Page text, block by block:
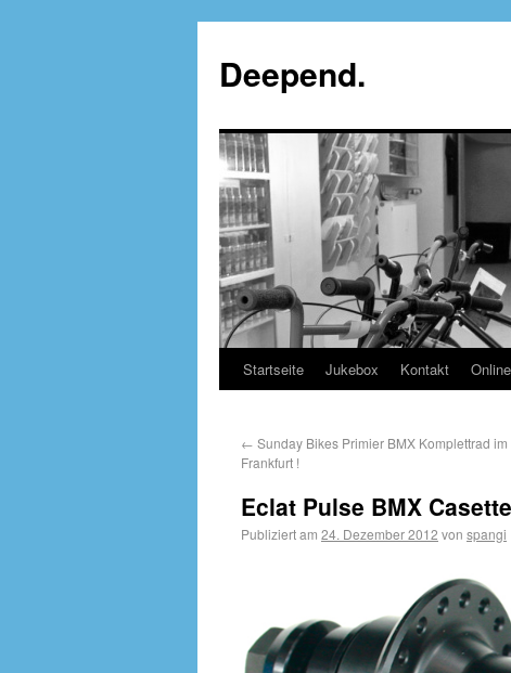
Deepend.
Startseite Jukebox Kontakt
← Sunday Bikes Primier BMX Komplettrad
Frankfurt !
Eclat Pulse BMX
Publiziert am 24. Dezember 2012 von spangi